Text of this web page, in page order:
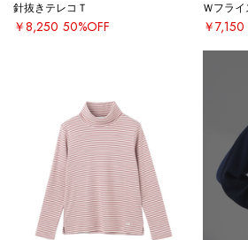
針抜きテレコＴ
￥8,250 50%OFF ￥7,150